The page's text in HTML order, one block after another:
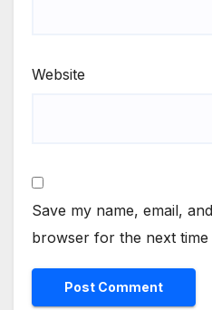
Website
Save my name, email,
browser for the next time